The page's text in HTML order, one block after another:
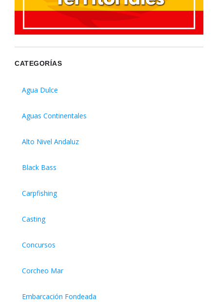
CATEGORÍAS
Agua Dulce
Aguas Continentales
Alto Nivel Andaluz
Black Bass
Carpfishing
Casting
Concursos
Corcheo Mar
Embarcación Fondeada